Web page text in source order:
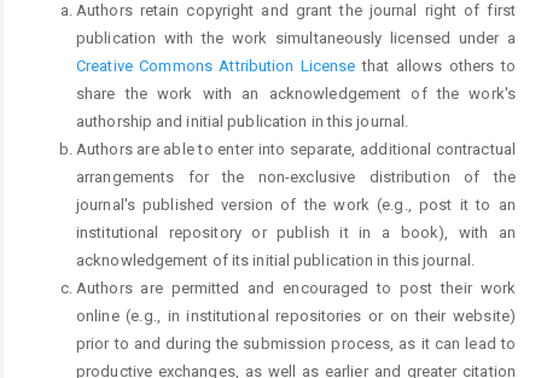
Authors retain copyright and grant the journal right of first
publication with the work simultaneously licensed under a
Creative Commons Attribution License that allows others to
share the work with an acknowledgement of the work's
authorship and initial publication in this journal.
Authors are able to enter into separate, additional contractual
arrangements for the non-exclusive distribution of the
journal's published version of the work (e.g., post it to an
institutional repository or publish it in a book), with an
acknowledgement of its initial publication in this journal.
Authors are permitted and encouraged to post their work
online (e.g., in institutional repositories or on their website)
prior to and during the submission process, as it can lead to
productive exchanges, as well as earlier and greater citation